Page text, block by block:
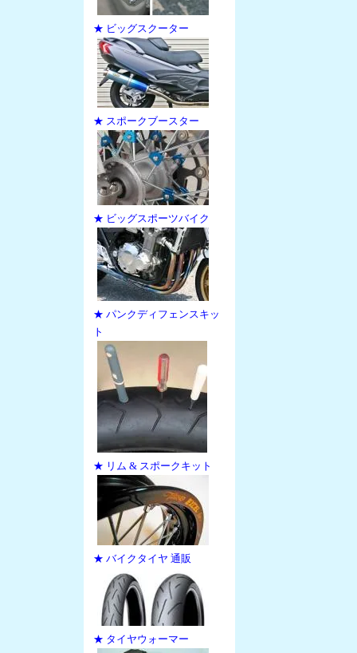
★ ビッグスクーター
★ スポークブースター
★ ビッグスポーツバイク
★ パンクディフェンスキッ
ト
★ リム & スポークキット
★ バイクタイヤ 通販
★ タイヤウォーマー